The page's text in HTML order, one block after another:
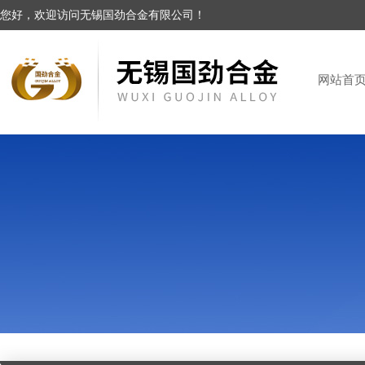
您好，欢迎访问无锡国劲合金有限公司！
网站首